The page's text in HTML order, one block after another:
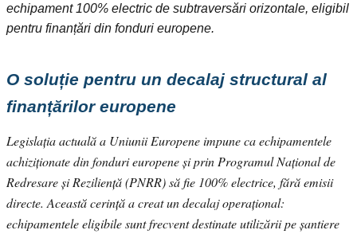
echipament 100% electric de subtraversări orizontale, eligibil
pentru finanțări din fonduri europene.
O soluție pentru un decalaj structural al
finanțărilor europene
Legislația actuală a Uniunii Europene impune ca echipamentele
achiziționate din fonduri europene și prin Programul Național de
Redresare și Reziliență (PNRR) să fie 100% electrice, fără emisii
directe. Această cerință a creat un decalaj operațional:
echipamentele eligibile sunt frecvent destinate utilizării pe șantiere